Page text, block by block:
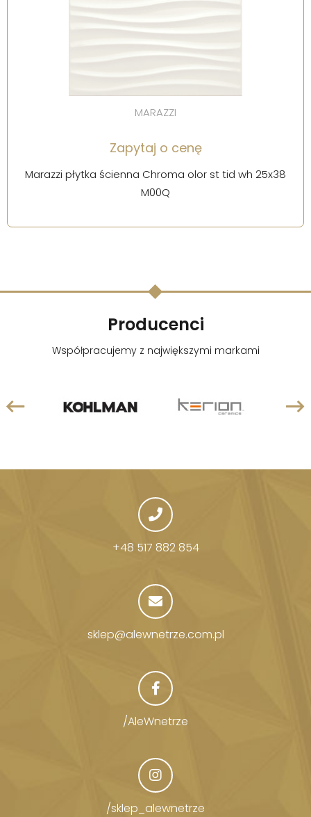
MARAZZI
Zapytaj o cenę
Marazzi płytka ścienna Chroma olor st tid wh 25x38
M00Q
Producenci
Współpracujemy z największymi markami
+48 517 882 854
sklep@alewnetrze.com.pl
/AleWnetrze
/sklep_alewnetrze